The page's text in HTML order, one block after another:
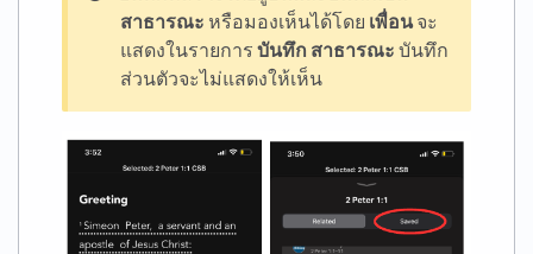
สาธารณะ หรือมองเห็นได้โดย เพื่อนจะ
แสดงในรายการ บันทึก สาธารณะ บันทึก
ส่วนตัวจะไม่แสดงให้เห็น